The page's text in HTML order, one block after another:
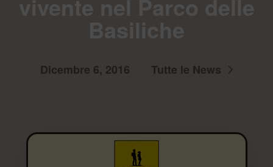
Dicembre 6, 2016 Tutte le News